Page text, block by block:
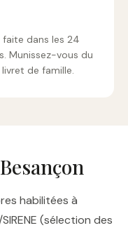
dans les 24
Munissez-vous du
de famille.
habilitées à
(sélection des